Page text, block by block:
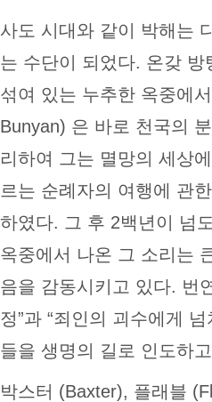
사도 시대와 같이 박해는
는 수단이 되었다. 온갖 방
섞여 있는 누추한 옥중에
Bunyan) 은 바로 천국의
리하여 그는 멸망의 세상
르는 순례자의 여행에 관
하였다. 그 후 2백년이 넘
옥중에서 나온 그 소리는
음을 감동시키고 있다. 번
정”과 “죄인의 괴수에게
들을 생명의 길로 인도하
박스터 (Baxter), 플래블